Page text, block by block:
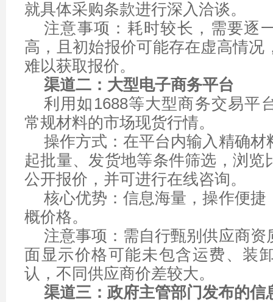
就具体采购条款进行深入洽谈。
注意事项：耗时较长，需要逐
高，且初始报价可能存在虚高情况
难以获取报价。
渠道二：大型电子商务平台
利用如1688等大型商务交易平
常规材料的市场现货行情。
操作方式：在平台内输入精确材
起批量、发货地等条件筛选，浏览
公开报价，并可进行在线咨询。
核心优势：信息海量，操作便捷
概价格。
注意事项：需自行甄别供应商资
面显示价格可能未包含运费、装
认，不同供应商价差较大。
渠道三：政府主管部门发布的信